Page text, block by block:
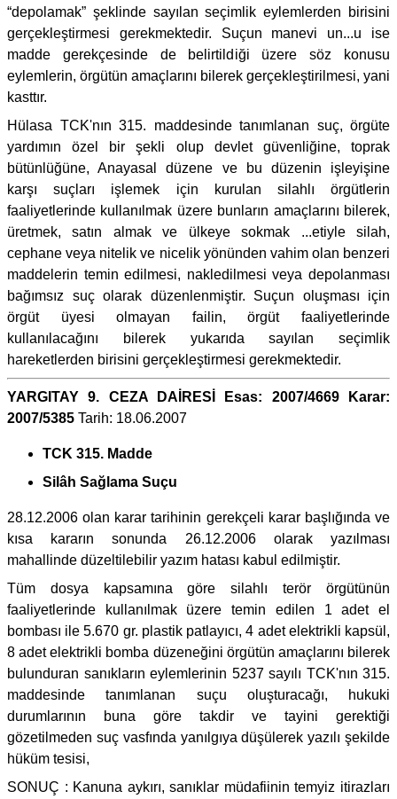
“depolamak” şeklinde sayılan seçimlik eylemlerden birisini
gerçekleştirmesi gerekmektedir. Suçun manevi un...u ise
madde gerekçesinde de belirtildiği üzere söz konusu
eylemlerin, örgütün amaçlarını bilerek gerçekleştirilmesi, yani
kasttır.
Hülasa TCK'nın 315. maddesinde tanımlanan suç, örgüte
yardımın özel bir şekli olup devlet güvenliğine, toprak
bütünlüğüne, Anayasal düzene ve bu düzenin işleyişine
karşı suçları işlemek için kurulan silahlı örgütlerin
faaliyetlerinde kullanılmak üzere bunların amaçlarını bilerek,
üretmek, satın almak ve ülkeye sokmak ...etiyle silah,
cephane veya nitelik ve nicelik yönünden vahim olan benzeri
maddelerin temin edilmesi, nakledilmesi veya depolanması
bağımsız suç olarak düzenlenmiştir. Suçun oluşması için
örgüt üyesi olmayan failin, örgüt faaliyetlerinde
kullanılacağını bilerek yukarıda sayılan seçimlik
hareketlerden birisini gerçekleştirmesi gerekmektedir.
YARGITAY 9. CEZA DAİRESİ Esas: 2007/4669 Karar:
2007/5385 Tarih: 18.06.2007
TCK 315. Madde
Silâh Sağlama Suçu
28.12.2006 olan karar tarihinin gerekçeli karar başlığında ve
kısa kararın sonunda 26.12.2006 olarak yazılması
mahallinde düzeltilebilir yazım hatası kabul edilmiştir.
Tüm dosya kapsamına göre silahlı terör örgütünün
faaliyetlerinde kullanılmak üzere temin edilen 1 adet el
bombası ile 5.670 gr. plastik patlayıcı, 4 adet elektrikli kapsül,
8 adet elektrikli bomba düzeneğini örgütün amaçlarını bilerek
bulunduran sanıkların eylemlerinin 5237 sayılı TCK'nın 315.
maddesinde tanımlanan suçu oluşturacağı, hukuki
durumlarının buna göre takdir ve tayini gerektiği
gözetilmeden suç vasfında yanılgıya düşülerek yazılı şekilde
hüküm tesisi,
SONUÇ : Kanuna aykırı, sanıklar müdafiinin temyiz itirazları